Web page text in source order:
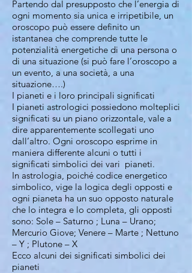
Partendo dal presupposto che l’energia di
ogni momento sia unica e irripetibile, un
oroscopo può essere definito un
istantanea che comprende tutte le
potenzialità energetiche di una persona o
di una situazione (si può fare l’oroscopo a
un evento, a una società, a una
situazione….)
I pianeti e i loro principali significati
I pianeti astrologici possiedono molteplici
significati su un piano orizzontale, vale a
dire apparentemente scollegati uno
dall’altro. Ogni oroscopo esprime in
maniera differente alcuni o tutti i
significati simbolici dei vari pianeti.
In astrologia, poiché codice energetico
simbolico, vige la logica degli opposti e
ogni pianeta ha un suo opposto naturale
che lo integra e lo completa, gli opposti
sono: Sole – Saturno ; Luna – Urano;
Mercurio Giove; Venere – Marte ; Nettuno
– Y ; Plutone – X
Ecco alcuni dei significati simbolici dei
pianeti